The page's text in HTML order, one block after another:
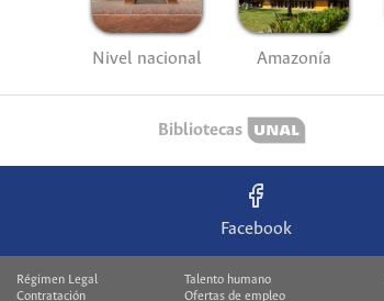
Nivel nacional Amazonía
Bibliotecas
Facebook
Régimen Legal
Talento humano
Contratación
Ofertas de empleo